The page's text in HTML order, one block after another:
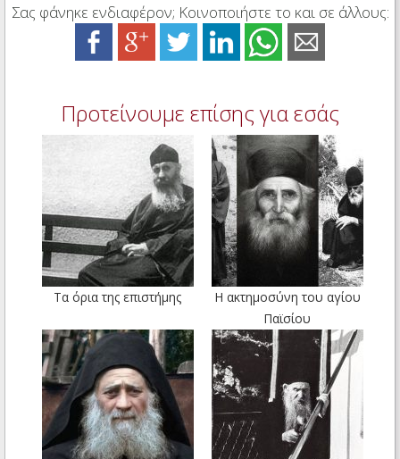
Σας φάνηκε ενδιαφέρον; Κοινοποιήστε το και σε άλλους:
Προτείνουμε επίσης για εσάς
Τα όρια της επιστήμης
Η ακτημοσύνη του αγίου
Παϊσίου